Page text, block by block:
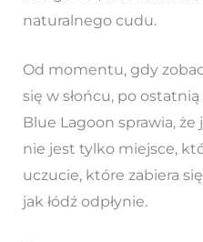
naturalnego cudu.
Od momentu, gdy
się w słońcu, po
Blue Lagoon sprawia, że
nie jest tylko miejsce,
uczucie, które zabiera
jak łódź odpłynie.